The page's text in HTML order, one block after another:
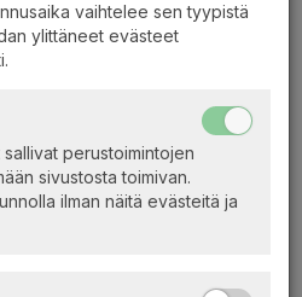
vaihtelee sen tyypistä
ylittäneet evästeet
perustoimintojen
sivustosta toimivan.
ilman näitä evästeitä ja
voit ostaa liput
kaikista risteilyistä.
ostamaan siihen lippuja.
eri vesistöalueille
Valitsemalla risteilyn pääset